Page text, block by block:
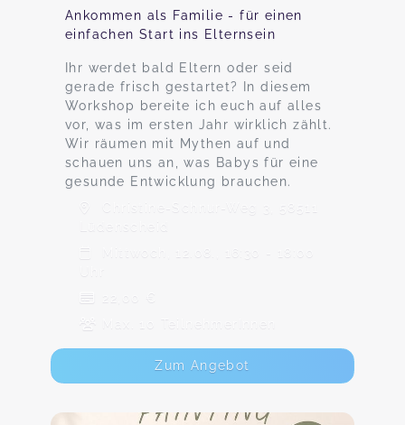
Ankommen als Familie - für einen
einfachen Start ins Elternsein
Ihr werdet bald Eltern oder seid
gerade frisch gestartet? In diesem
Workshop bereite ich euch auf alles
vor, was im ersten Jahr wirklich zählt.
Wir räumen mit Mythen auf und
schauen uns an, was Babys für eine
gesunde Entwicklung brauchen.
Christine-Schnur-Weg 3, 58511
Mittwoch, 12.08., 16:30 - 18:00
22,00 €
Max. 10 TeilnehmerInnen
Zum Angebot